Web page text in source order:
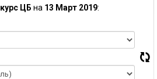
курс ЦБ на 13 Март 2019: